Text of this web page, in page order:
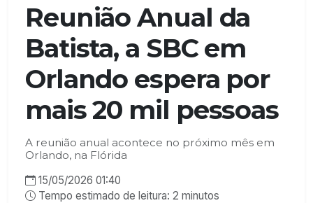
Reunião Anual da
Batista, a SBC em
Orlando espera por
mais 20 mil pessoas
A reunião anual acontece no próximo mês em
Orlando, na Flórida
15/05/2026 01:40
Tempo estimado de leitura: 2 minutos